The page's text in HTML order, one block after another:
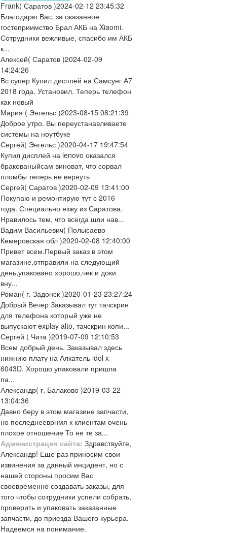
Frank( Саратов )2024-02-12 23:45:32
Благодарю Вас, за оказанное
гостеприимство Брал АКБ на Xiaomi.
Сотрудники вежливые, спасибо им АКБ
к...
Алексей( Саратов )2024-02-09
14:24:26
Вс супер Купил дисплей на Самсунг А7
2018 года. Установил. Теперь телефон
как новый
Мария ( Энгельс )2023-08-15 08:21:39
Доброе утро. Вы переустанавливаете
системы на ноутбуке
Сергей( Энгельс )2020-04-17 19:47:54
Купил дисплей на lenovo оказался
бракованыйсам виноват, что сорвал
пломбы теперь не вернуть
Сергей( Саратов )2020-02-09 13:41:00
Покупаю и ремонтирую тут с 2016
года. Специально езжу из Саратова.
Нравилось тем, что всегда шли нав...
Вадим Васильевич( Полысаево
Кемеровская обл )2020-02-08 12:40:00
Привет всем.Первый заказ в этом
магазине,отправили на следующий
день,упаковано хорошо,чек и доки
вну...
Роман( г. Задонск )2020-01-23 23:27:24
Добрый Вечер Заказывал тут тачскрин
для телефона который уже не
выпускают explay alto, тачскрин копи...
Сергей ( Чита )2019-07-09 12:10:53
Всем добрый день. Заказывал здесь
нижнию плату на Алкатель idol x
6043D. Хорошо упаковали пришла
па...
Александр( г. Балаково )2019-03-22
13:04:36
Давно беру в этом магазине запчасти,
но последнееврнмя к клиентам очень
плохое отношение То не те за...
Администрация сайта: Здравствуйте,
Александр! Еще раз приносим свои
извинения за данный инцидент, но с
нашей стороны просим Вас
своевременно создавать заказы, для
того чтобы сотрудники успели собрать,
проверить и упаковать заказанные
запчасти, до приезда Вашего курьера.
Надеемся на понимание.